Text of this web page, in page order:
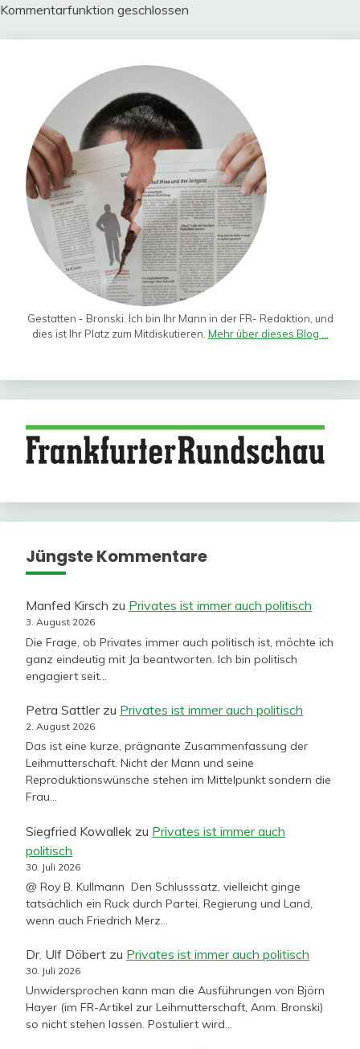
Kommentarfunktion geschlossen
Gestatten - Bronski. Ich bin Ihr Mann in der FR- Redaktion, und
dies ist Ihr Platz zum Mitdiskutieren. Mehr über dieses Blog ...
Jüngste Kommentare
Manfed Kirsch zu Privates ist immer auch politisch
3. August 2026
Die Frage, ob Privates immer auch politisch ist, möchte ich
ganz eindeutig mit Ja beantworten. Ich bin politisch
engagiert seit…
Petra Sattlerzu Privates ist immer auch politisch
2. August 2026
Das ist eine kurze, prägnante Zusammenfassung der
Leihmutterschaft. Nicht der Mann und seine
Reproduktionswünsche stehen im Mittelpunkt sondern die
Frau…
Siegfried Kowallek zu Privates ist immer auch
politisch
30. Juli 2026
@ Roy B. Kullmann Den Schlusssatz, vielleicht ginge
tatsächlich ein Ruck durch Partei, Regierung und Land,
wenn auch Friedrich Merz…
Dr. Ulf Döbert zu Privates ist immer auch politisch
30. Juli 2026
Unwidersprochen kann man die Ausführungen von Björn
Hayer (im FR-Artikel zur Leihmutterschaft, Anm. Bronski)
so nicht stehen lassen. Postuliert wird…